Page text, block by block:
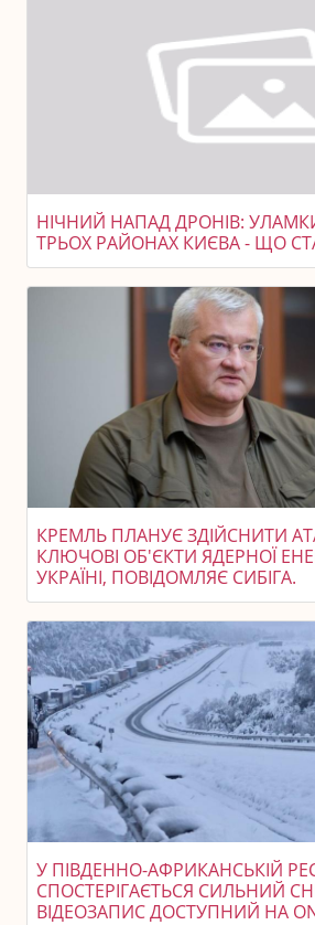
НІЧНИЙ НАПАД ДРОНІВ:
ТРЬОХ РАЙОНАХ КИЄВА - ЩО
КРЕМЛЬ ПЛАНУЄ ЗДІЙСНИТИ
КЛЮЧОВІ ОБ'ЄКТИ ЯДЕРНОЇ
УКРАЇНІ, ПОВІДОМЛЯЄ СИБІГА.
У ПІВДЕННО-АФРИКАНСЬКІЙ
СПОСТЕРІГАЄТЬСЯ СИЛЬНИЙ
ВІДЕОЗАПИС ДОСТУПНИЙ НА